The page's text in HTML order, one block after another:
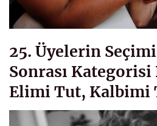
25. Üyelerin
Sonrası
Elimi Tut, Kalbimi